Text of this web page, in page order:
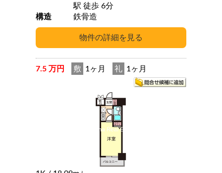
駅 徒歩 6分
構造
鉄骨造
7.5 万円 敷 1ヶ月 礼 1ヶ月
2